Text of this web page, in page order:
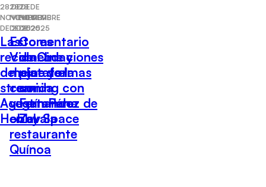
28 DE
NOVIEMBRE
DE 2025
Las
recomendaciones
del cine y el
streaming con
Agustín Pérez de
Hobby Space
28 DE
NOVIEMBRE
DE 2025
Esto es
Vida: Lo
mejor de la
comida
vegetariana
en el
restaurante
Quínoa
28 DE
NOVIEMBRE
DE 2025
Comentario
de Cine y
plataformas
con
Fernando
Zavala